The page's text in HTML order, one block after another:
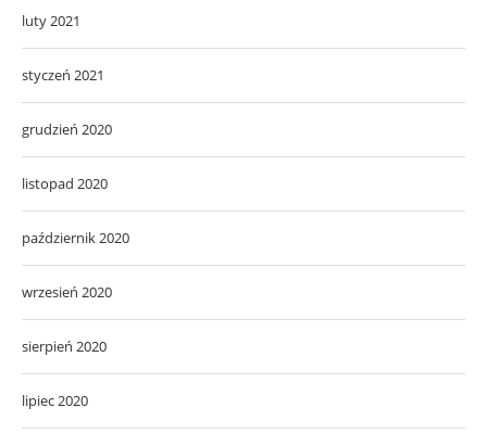
luty 2021
styczeń 2021
grudzień 2020
listopad 2020
październik 2020
wrzesień 2020
sierpień 2020
lipiec 2020